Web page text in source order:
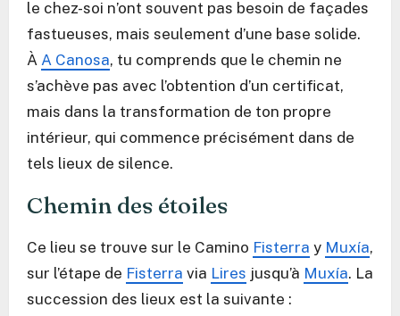
le chez-soi n’ont souvent pas besoin de façades
fastueuses, mais seulement d’une base solide.
À A Canosa, tu comprends que le chemin ne
s’achève pas avec l’obtention d’un certificat,
mais dans la transformation de ton propre
intérieur, qui commence précisément dans de
tels lieux de silence.
Chemin des étoiles
Ce lieu se trouve sur le Camino Fisterra y Muxía,
sur l’étape de Fisterra via Lires jusqu’à Muxía. La
succession des lieux est la suivante :